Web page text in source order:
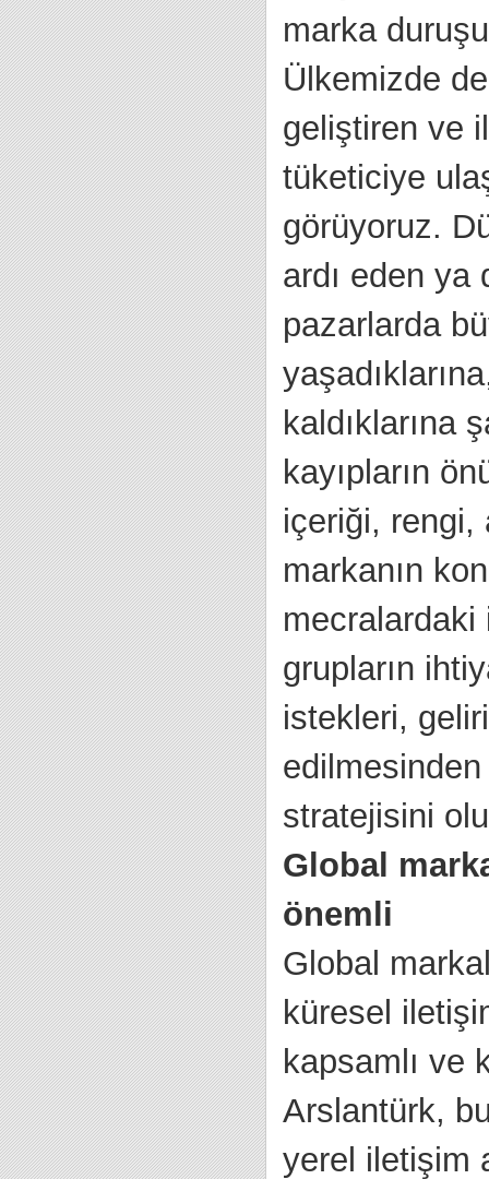
marka
Ülkemizde
geliştiren ve
tüketiciye
görüyoruz.
ardı eden ya
pazarlarda
kaldıklarına
kayıpların
içeriği, rengi,
markanın
mecralardaki
grupların
istekleri,
stratejisini
Global
önemli
Global
küresel
kapsamlı ve
Arslantürk,
yerel iletişim